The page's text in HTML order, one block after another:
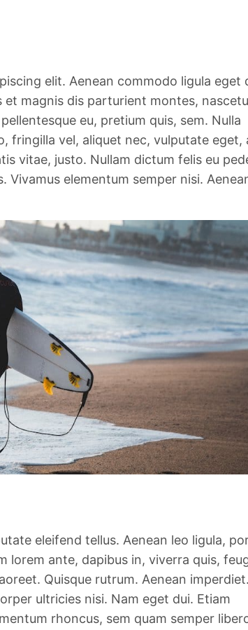
elit. Aenean commodo ligula eget
et magnis dis parturient montes,
eu, pretium quis, sem. Nulla
fringilla vel, aliquet nec, vulputate eget,
vitae, justo. Nullam dictum felis eu
elementum semper nisi.
eleifend tellus. Aenean leo ligula,
lorem ante, dapibus in, viverra quis,
Quisque rutrum. Aenean imperdiet.
ultricies nisi. Nam eget dui. Etiam
rhoncus, sem quam semper